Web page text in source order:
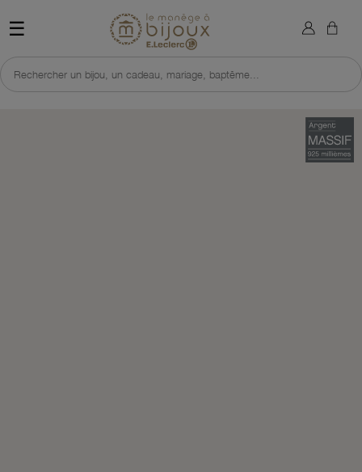
☰ Retour à l'accueil du site
Rechercher un bijou, un cadeau, mariage, baptême...
×